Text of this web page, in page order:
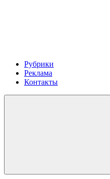
Рубрики
Реклама
Контакты